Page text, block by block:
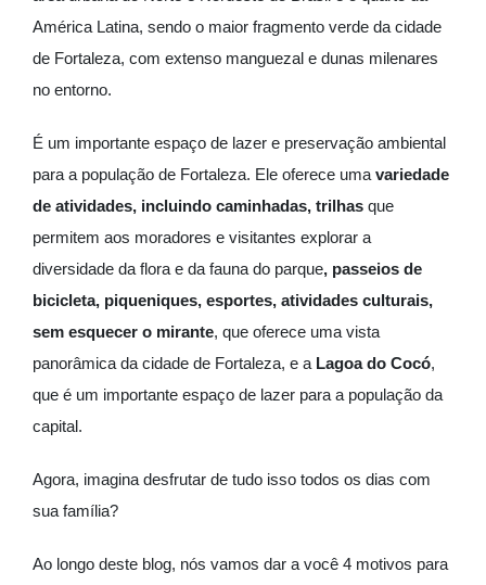
América Latina, sendo o maior fragmento verde da cidade
de Fortaleza, com extenso manguezal e dunas milenares
no entorno.
É um importante espaço de lazer e preservação ambiental
para a população de Fortaleza. Ele oferece uma variedade
de atividades, incluindo caminhadas, trilhas que
permitem aos moradores e visitantes explorar a
diversidade da flora e da fauna do parque, passeios de
bicicleta, piqueniques, esportes, atividades culturais,
sem esquecer o mirante, que oferece uma vista
panorâmica da cidade de Fortaleza, e a Lagoa do Cocó,
que é um importante espaço de lazer para a população da
capital.
Agora, imagina desfrutar de tudo isso todos os dias com
sua família?
Ao longo deste blog, nós vamos dar a você 4 motivos para